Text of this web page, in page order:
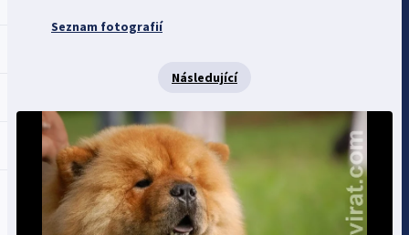
Seznam fotografií
Následující